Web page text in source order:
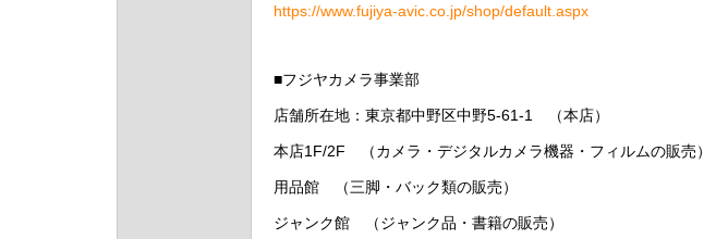
https://www.fujiya-avic.co.jp/shop/default.aspx
■フジヤカメラ事業部
店舗所在地：東京都中野区中野5-61-1 （本店）
本店1F/2F （カメラ・デジタルカメラ機器・フィルムの販売）
用品館 （三脚・バック類の販売）
ジャンク館 （ジャンク品・書籍の販売）